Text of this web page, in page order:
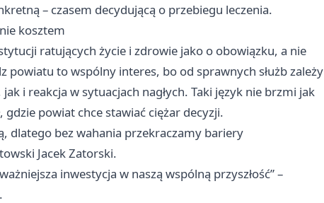
– czasem decydującą o przebiegu leczenia.
kosztem
ratujących życie i zdrowie jako o obowiązku, a nie
powiatu to wspólny interes, bo od sprawnych służb zależy
i reakcja w sytuacjach nagłych. Taki język nie brzmi jak
powiat chce stawiać ciężar decyzji.
dlatego bez wahania przekraczamy bariery
Jacek Zatorski.
inwestycja w naszą wspólną przyszłość” –